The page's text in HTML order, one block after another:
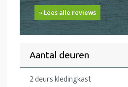
» Lees alle reviews
Aantal deuren
2 deurs kledingkast